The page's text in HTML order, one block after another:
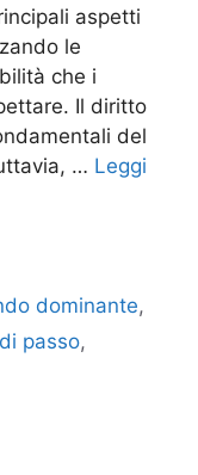
aspetti
le
che i
Il diritto
del
… Leggi
dominante,
passo,